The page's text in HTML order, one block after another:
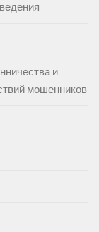
и
мошенников